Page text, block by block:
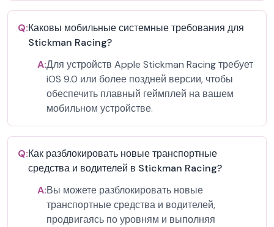
Q:Каковы мобильные системные требования для
Stickman Racing?
A:Для устройств Apple Stickman Racing требует
iOS 9.0 или более поздней версии, чтобы
обеспечить плавный геймплей на вашем
мобильном устройстве.
Q:Как разблокировать новые транспортные
средства и водителей в Stickman Racing?
A:Вы можете разблокировать новые
транспортные средства и водителей,
продвигаясь по уровням и выполняя